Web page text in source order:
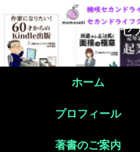
桃咲セ
ホーム
プロフィール
著書のご案内